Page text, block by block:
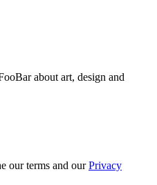
about art, design and
our terms and ourPrivacy